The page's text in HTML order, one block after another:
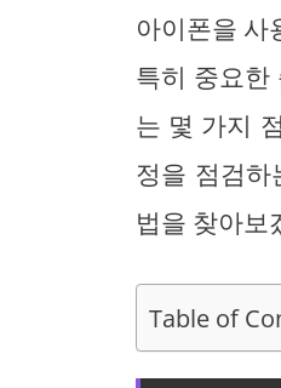
아이폰을 사
특히 중요한
는 몇 가지
정을 점검
법을 찾아보
Table of